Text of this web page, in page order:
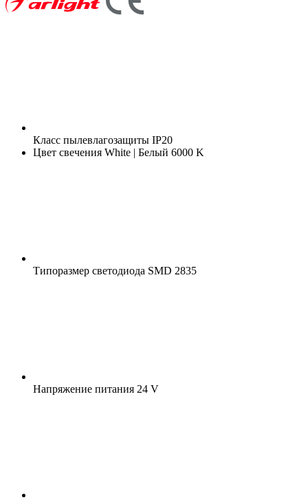
Класс пылевлагозащиты IP20
Цвет свечения White | Белый 6000 K
Типоразмер светодиода SMD 2835
Напряжение питания 24 V